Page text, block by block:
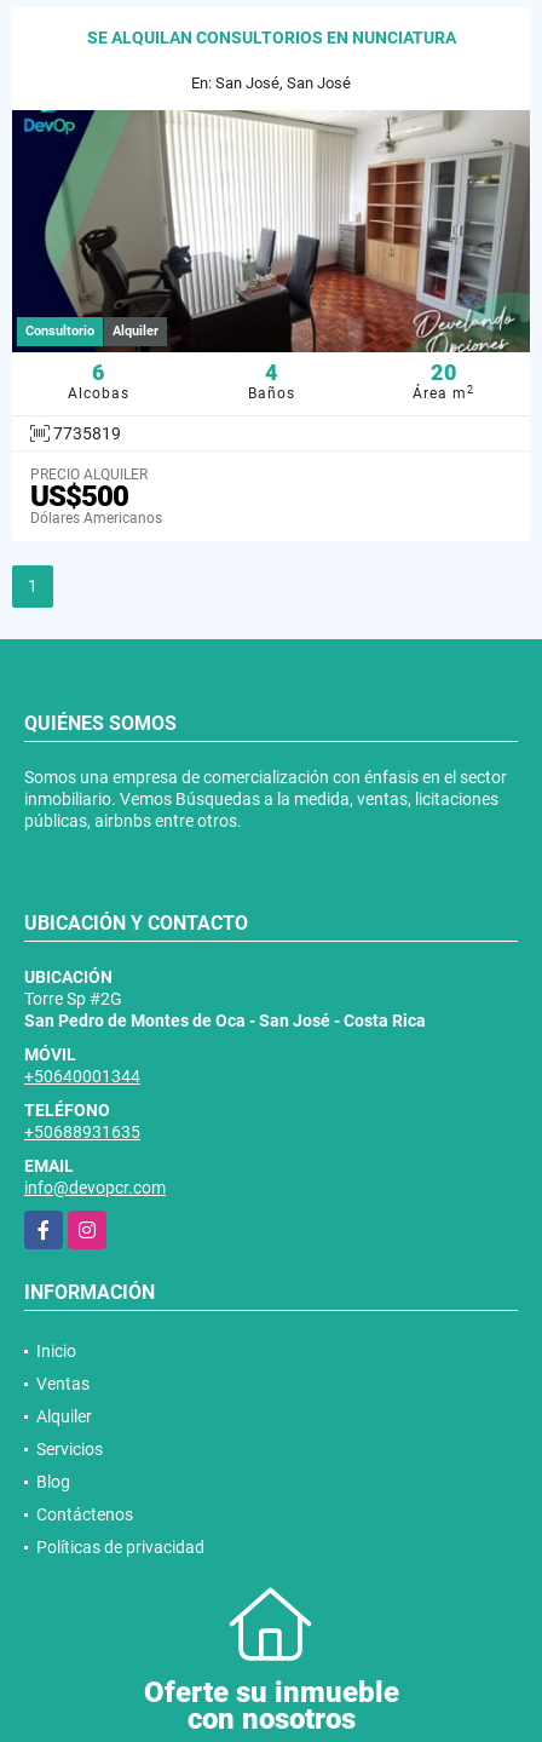
SE ALQUILAN CONSULTORIOS EN NUNCIATURA
En: San José, San José
Consultorio Alquiler
6
Alcobas
4
Baños
20
Área m2
7735819
PRECIO ALQUILER
US$500
Dólares Americanos
1
QUIÉNES SOMOS
Somos una empresa de comercialización con énfasis en el sector
inmobiliario. Vemos Búsquedas a la medida, ventas, licitaciones
públicas, airbnbs entre otros.
UBICACIÓN Y CONTACTO
UBICACIÓN
Torre Sp #2G
San Pedro de Montes de Oca - San José - Costa Rica
MÓVIL
+50640001344
TELÉFONO
+50688931635
EMAIL
info@devopcr.com
FacebookInstagram
INFORMACIÓN
Inicio
Ventas
Alquiler
Servicios
Blog
Contáctenos
Políticas de privacidad
Oferte su inmueble
con nosotros